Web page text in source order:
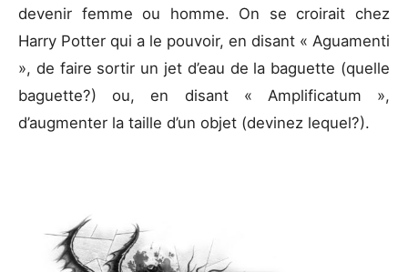
devenir femme ou homme. On se croirait chez
Harry Potter qui a le pouvoir, en disant « Aguamenti
», de faire sortir un jet d’eau de la baguette (quelle
baguette?) ou, en disant « Amplificatum »,
d’augmenter la taille d’un objet (devinez lequel?).